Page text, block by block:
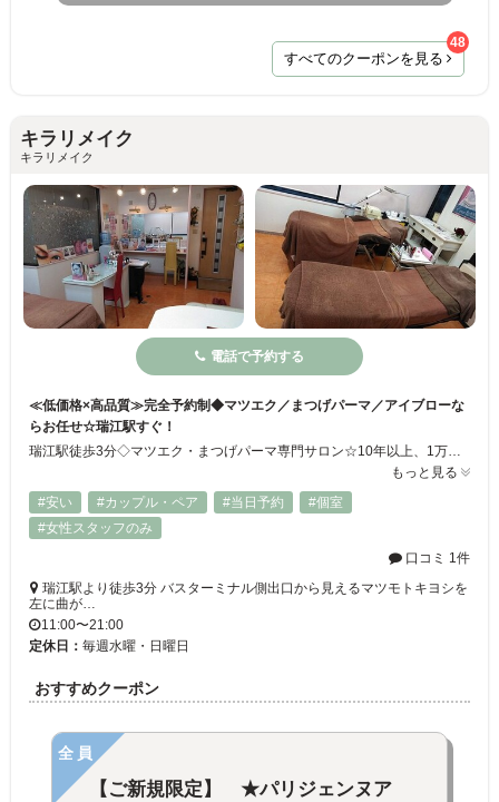
すべてのクーポンを見る
48
キラリメイク
キラリメイク
電話で予約する
≪低価格×高品質≫完全予約制◆マツエク／まつげパーマ／アイブローな
らお任せ☆瑞江駅すぐ！
瑞江駅徒歩3分◇マツエク・まつげパーマ専門サロン☆10年以上、1万人を超える施術経験から、お客様の目元の形やまつげの状態に合ったメニューやデザインをご提案します。丁寧なカウンセリングと高品質かつ低価格な施術が人気を集めています♪マツエク・まつげパーマが初めての方もお悩みやイメージに合ったメニューをご提案しますので安心してご利用下さい☆彡
もっと見る
#安い
#カップル・ペア #当日予約
#個室
#女性スタッフのみ
口コミ 1件
瑞江駅より徒歩3分 バスターミナル側出口から見えるマツモトキヨシを
左に曲が…
11:00〜21:00
定休日： 毎週水曜・日曜日
おすすめクーポン
全員
【ご新規限定】 ★パリジェンヌア